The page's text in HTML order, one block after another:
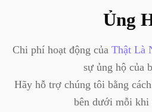
Ủng
Chi phí hoạt động của Thật Là
sự ủng hộ của
Hãy hỗ trợ chúng tôi bằng
bên dưới mỗi khi